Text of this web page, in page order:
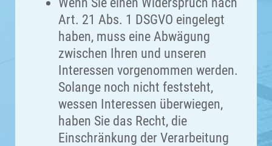
Art. 21 Abs. 1 DSGVO eingelegt
haben, muss eine Abwägung
zwischen Ihren und unseren
Interessen vorgenommen werden.
Solange noch nicht feststeht,
wessen Interessen überwiegen,
haben Sie das Recht, die
Einschränkung der Verarbeitung